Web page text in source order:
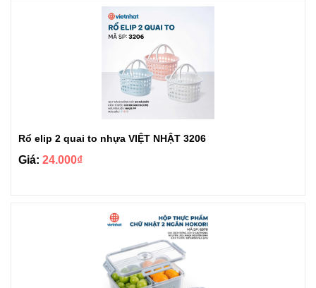
Rổ elip 2 quai to nhựa VIỆT NHẬT 3206
Giá: 24.000₫